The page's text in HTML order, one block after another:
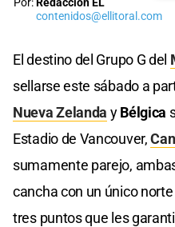
contenidos@ellitoral.com
El destino del Grupo G del
sellarse este sábado a
Nueva Zelanda yBélgica
Estadio de Vancouver,
sumamente parejo,
cancha con un único
tres puntos que les